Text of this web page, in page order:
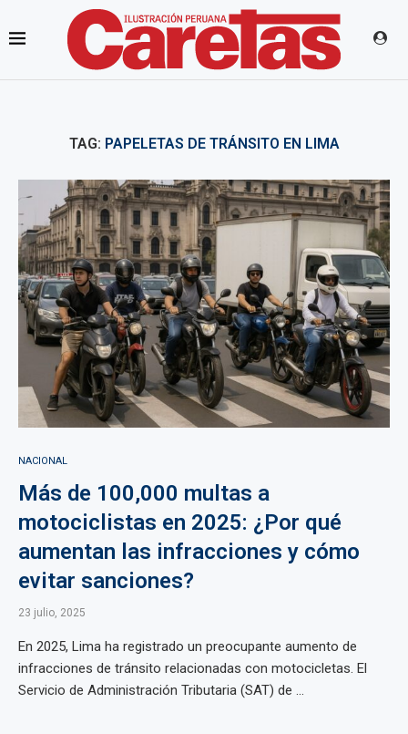
TAG: PAPELETAS DE TRÁNSITO EN LIMA
NACIONAL
Más de 100,000 multas a
motociclistas en 2025: ¿Por qué
aumentan las infracciones y cómo
evitar sanciones?
23 julio, 2025
En 2025, Lima ha registrado un preocupante aumento de
infracciones de tránsito relacionadas con motocicletas. El
Servicio de Administración Tributaria (SAT) de ...